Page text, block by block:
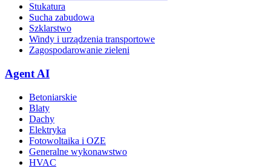
Stukatura
Sucha zabudowa
Szklarstwo
Windy i urządzenia transportowe
Zagospodarowanie zieleni
Agent AI
Betoniarskie
Blaty
Dachy
Elektryka
Fotowoltaika i OZE
Generalne wykonawstwo
HVAC